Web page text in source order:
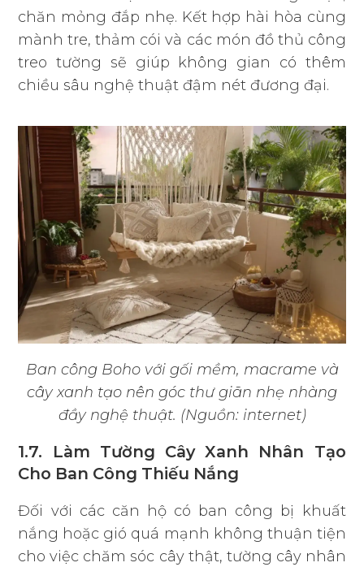
chăn mỏng đắp nhẹ. Kết hợp hài hòa cùng
mành tre, thảm cói và các món đồ thủ công
treo tường sẽ giúp không gian có thêm
chiều sâu nghệ thuật đậm nét đương đại.
Ban công Boho với gối mềm, macrame và
cây xanh tạo nên góc thư giãn nhẹ nhàng
đầy nghệ thuật. (Nguồn: internet)
1.7. Làm Tường Cây Xanh Nhân Tạo
Cho Ban Công Thiếu Nắng
Đối với các căn hộ có ban công bị khuất
nắng hoặc gió quá mạnh không thuận tiện
cho việc chăm sóc cây thật, tường cây nhân